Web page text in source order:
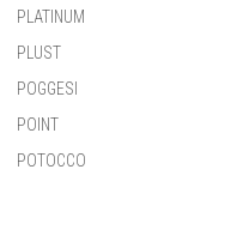
PLATINUM
PLUST
POGGESI
POINT
POTOCCO